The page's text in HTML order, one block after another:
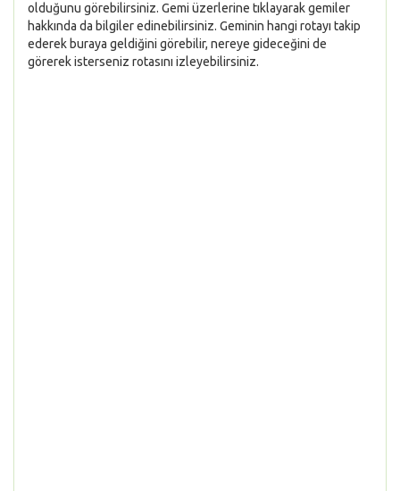
olduğunu görebilirsiniz. Gemi üzerlerine tıklayarak gemiler
hakkında da bilgiler edinebilirsiniz. Geminin hangi rotayı takip
ederek buraya geldiğini görebilir, nereye gideceğini de
görerek isterseniz rotasını izleyebilirsiniz.